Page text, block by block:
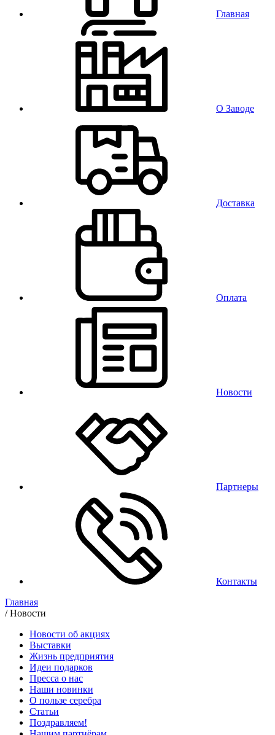
Главная
О Заводе
Доставка
Оплата
Новости
Партнеры
Контакты
Главная
/Новости
Новости об акциях
Выставки
Жизнь предприятия
Идеи подарков
Пресса о нас
Наши новинки
О пользе серебра
Статьи
Поздравляем!